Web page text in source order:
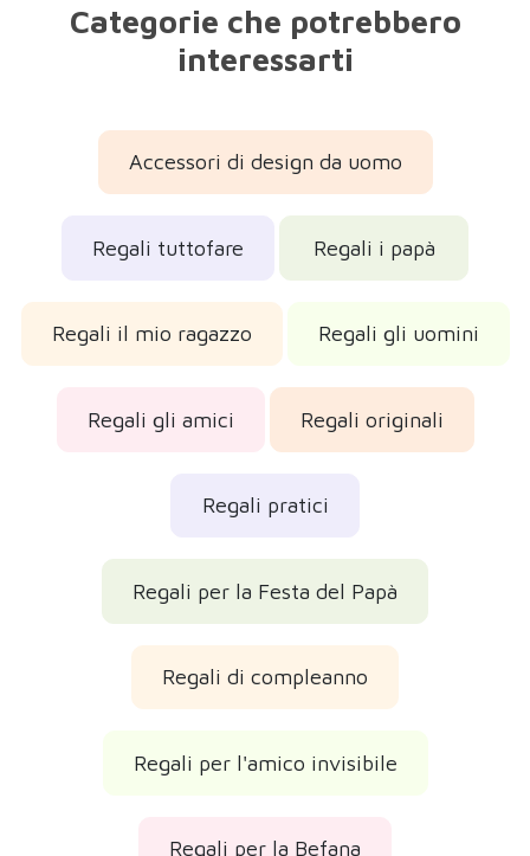
Categorie che potrebbero
interessarti
Accessori di design da uomo
Regali tuttofare Regali i papà
Regali il mio ragazzo Regali gli uomini
Regali gli amici Regali originali
Regali pratici
Regali per la Festa del Papà
Regali di compleanno
Regali per l'amico invisibile
Regali per la Befana